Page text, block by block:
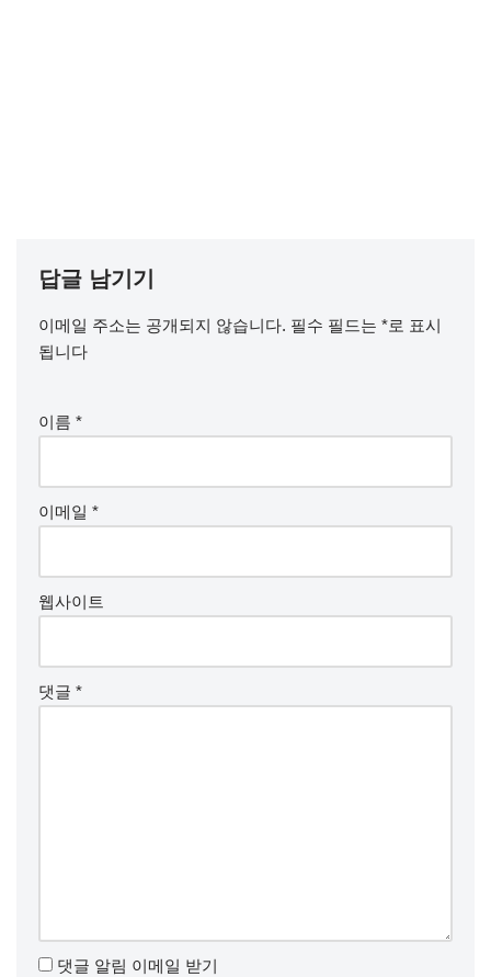
답글 남기기
이메일 주소는 공개되지 않습니다. 필수 필드는 *로 표시
됩니다
이름 *
이메일 *
웹사이트
댓글 *
댓글 알림 이메일 받기